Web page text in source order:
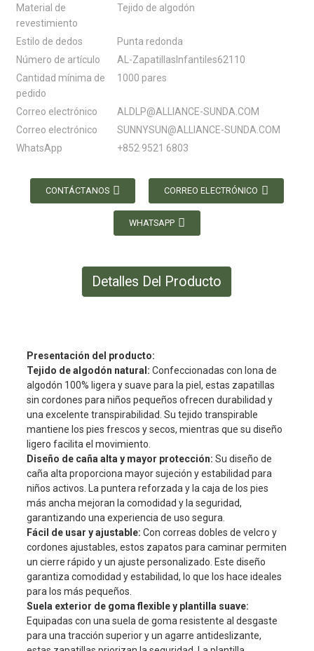
Material de
revestimiento
Tejido de algodón
Estilo de dedos
Punta redonda
Número de artículo
AL-ZapatillasInfantiles62110
Cantidad mínima de
pedido
1000 pares
Correo electrónico
ALDLP@ALLIANCE-SUNDA.COM
Correo electrónico
SUNNYSUN@ALLIANCE-SUNDA.COM
WhatsApp
+852 9521 6803
CONTÁCTANOS CORREO ELECTRÓNICO
WHATSAPP
Detalles Del Producto
Presentación del producto:
Tejido de algodón natural: Confeccionadas con lona de
algodón 100% ligera y suave para la piel, estas zapatillas
sin cordones para niños pequeños ofrecen durabilidad y
una excelente transpirabilidad. Su tejido transpirable
mantiene los pies frescos y secos, mientras que su diseño
ligero facilita el movimiento.
Diseño de caña alta y mayor protección: Su diseño de
caña alta proporciona mayor sujeción y estabilidad para
niños activos. La puntera reforzada y la caja de los pies
más ancha mejoran la comodidad y la seguridad,
garantizando una experiencia de uso segura.
Fácil de usar y ajustable: Con correas dobles de velcro y
cordones ajustables, estos zapatos para caminar permiten
un cierre rápido y un ajuste personalizado. Este diseño
garantiza comodidad y estabilidad, lo que los hace ideales
para los más pequeños.
Suela exterior de goma flexible y plantilla suave:
Equipadas con una suela de goma resistente al desgaste
para una tracción superior y un agarre antideslizante,